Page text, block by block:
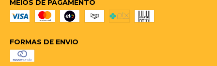
MEIOS DE PAGAMENTO
FORMAS DE ENVIO